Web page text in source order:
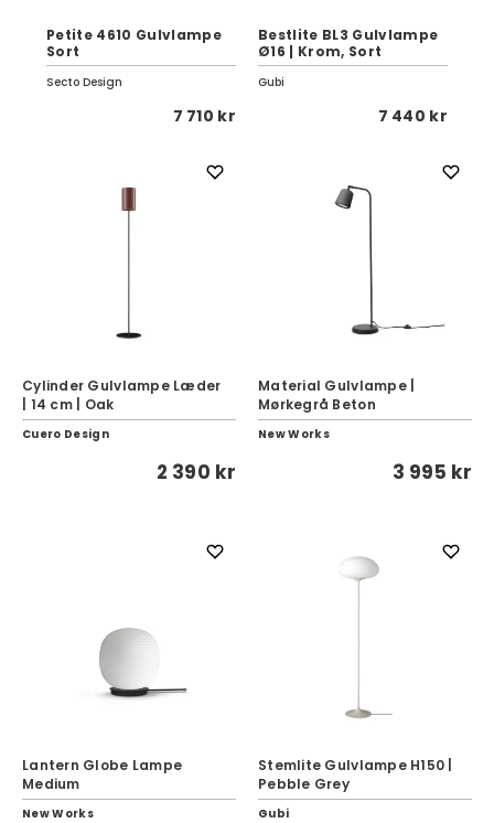
Petite 4610 Gulvlampe
Sort
Secto Design
7 710 kr
Bestlite BL3 Gulvlampe
Ø16 | Krom, Sort
Gubi
7 440 kr
Cylinder Gulvlampe Læder
| 14 cm | Oak
Cuero Design
2 390 kr
Material Gulvlampe |
Mørkegrå Beton
New Works
3 995 kr
Lantern Globe Lampe
Medium
New Works
Stemlite Gulvlampe H150 |
Pebble Grey
Gubi